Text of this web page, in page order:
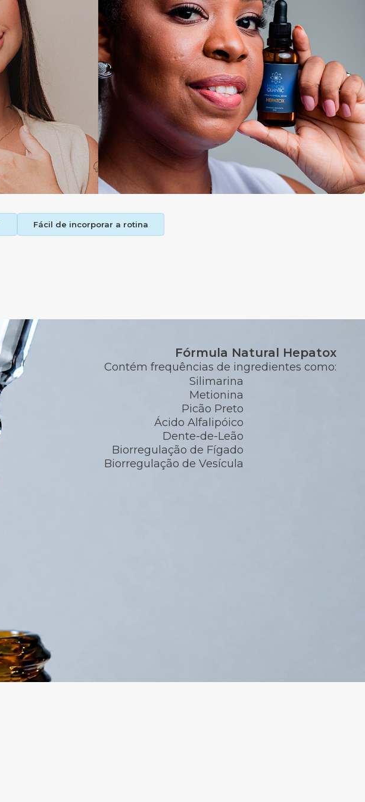
Fácil de incorporar a rotina
Fórmula Natural Hepatox
Contém frequências de ingredientes como:
Silimarina
Metionina
Picão Preto
Ácido Alfalipóico
Dente-de-Leão
Biorregulação de Fígado
Biorregulação de Vesícula